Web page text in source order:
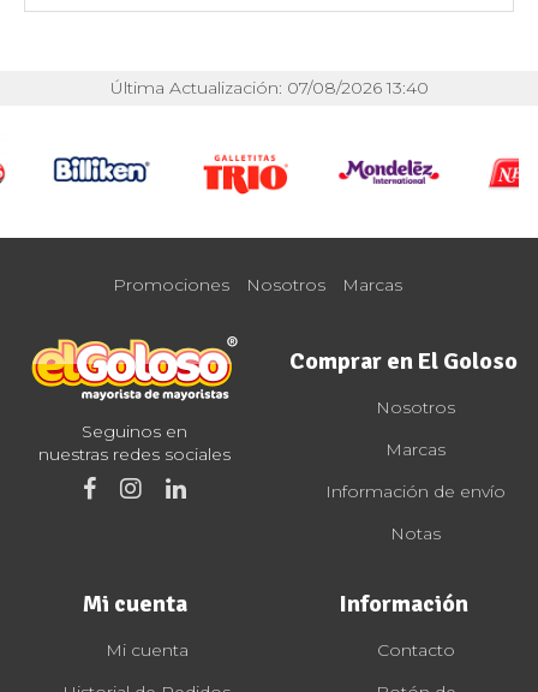
Última Actualización: 07/08/2026 13:40
Promociones Nosotros Marcas
Seguinos en
nuestras redes sociales
Comprar en El Goloso
Nosotros
Marcas
Información de envío
Notas
Mi cuenta
Mi cuenta
Información
Contacto